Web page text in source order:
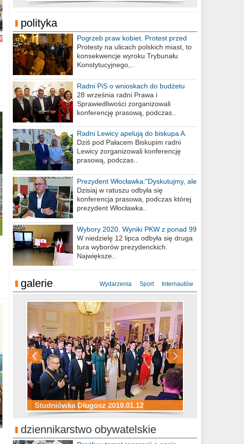
polityka
Pogrzeb praw kobiet. Protest przed
biurem poselskim PiS
Protesty na ulicach polskich miast, to
konsekwencje wyroku Trybunału
Konstytucyjnego,..
Radni PiS o wnioskach do budżetu
miasta na 2021 rok
28 września radni Prawa i
Sprawiedliwości zorganizowali
konferencję prasową, podczas..
Radni Lewicy apelują do biskupa A.
Wiesława Meringa
Dziś pod Pałacem Biskupim radni
Lewicy zorganizowali konferencję
prasową, podczas..
Prezydent Włocławka:"Dyskutujmy, ale
nie obrażajmy się”
Dzisiaj w ratuszu odbyła się
konferencja prasowa, podczas której
prezydent Włocławka..
Wybory 2020. Wyniki PKW z ponad 99
procent obwodów
W niedzielę 12 lipca odbyła się druga
tura wyborów prezydenckich.
Największe..
galerie Wydarzenia Sport Internautów
Studniówka Długosz 2019.01.12
ZS Budowlanych 2019.01.12
Studniówka LZK 2019.01.11
Studniówka Kopernik 2019.01.11
Studniówka LMK 2019.01.05
Studniówka ZS Ekonomicznych
2019.01.05
dziennikarstwo obywatelskie